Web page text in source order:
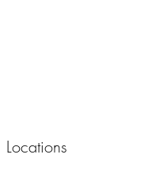
Locations